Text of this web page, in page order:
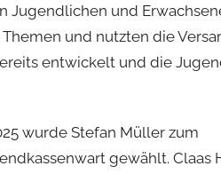
Jugendlichen und
und nutzten die
entwickelt und die
wurde Stefan Müller zum
gewählt. Claas